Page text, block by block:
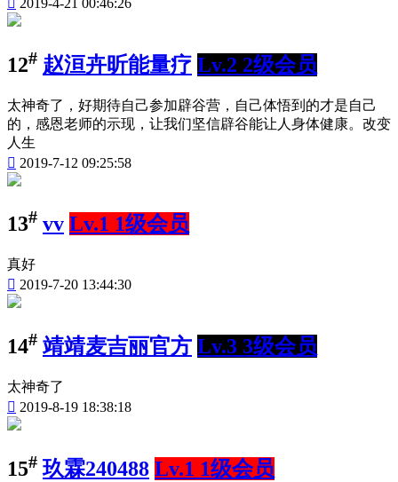
12# 赵洹卉昕能量疗 Lv.2 2级会员
太神奇了，好期待自己参加辟谷营，自己体悟到的才是自己
的，感恩老师的示现，让我们坚信辟谷能让人身体健康。改变
人生
 2019-7-12 09:25:58
13# vv Lv.1 1级会员
真好
 2019-7-20 13:44:30
14# 靖靖麦吉丽官方 Lv.3 3级会员
太神奇了
 2019-8-19 18:38:18
15# 玖霖240488 Lv.1 1级会员